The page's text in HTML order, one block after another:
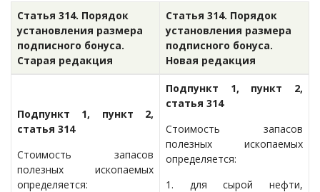
Статья 314. Порядок
установления размера
подписного бонуса.
Старая редакция
Статья 314. Порядок
установления размера
подписного бонуса.
Новая редакция
Подпункт 1, пункт 2,
статья 314
Стоимость запасов
полезных ископаемых
определяется:
Подпункт 1, пункт 2,
статья 314
Стоимость запасов
полезных ископаемых
определяется:
1. для сырой нефти,